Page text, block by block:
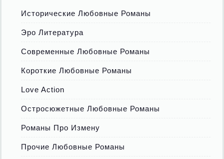
Исторические Любовные Романы
Эро Литература
Современные Любовные Романы
Короткие Любовные Романы
Love Action
Остросюжетные Любовные Романы
Романы Про Измену
Прочие Любовные Романы